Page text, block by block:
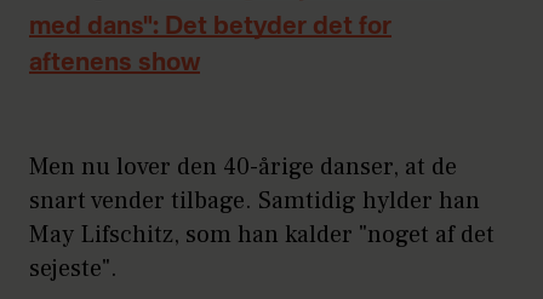
med dans": Det betyder det for
aftenens show
Men nu lover den 40-årige danser, at de
snart vender tilbage. Samtidig hylder han
May Lifschitz, som han kalder "noget af det
sejeste".